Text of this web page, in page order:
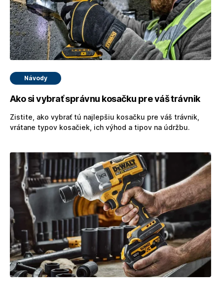
Návody
Ako si vybrať správnu kosačku pre váš trávnik
Zistite, ako vybrať tú najlepšiu kosačku pre váš trávnik,
vrátane typov kosačiek, ich výhod a tipov na údržbu.